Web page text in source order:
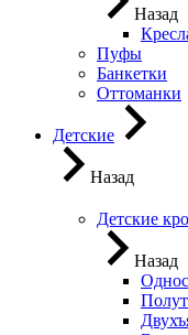
Назад
Пуфы
Банкетки
Оттоманки
Детские
Назад
Детские
Назад